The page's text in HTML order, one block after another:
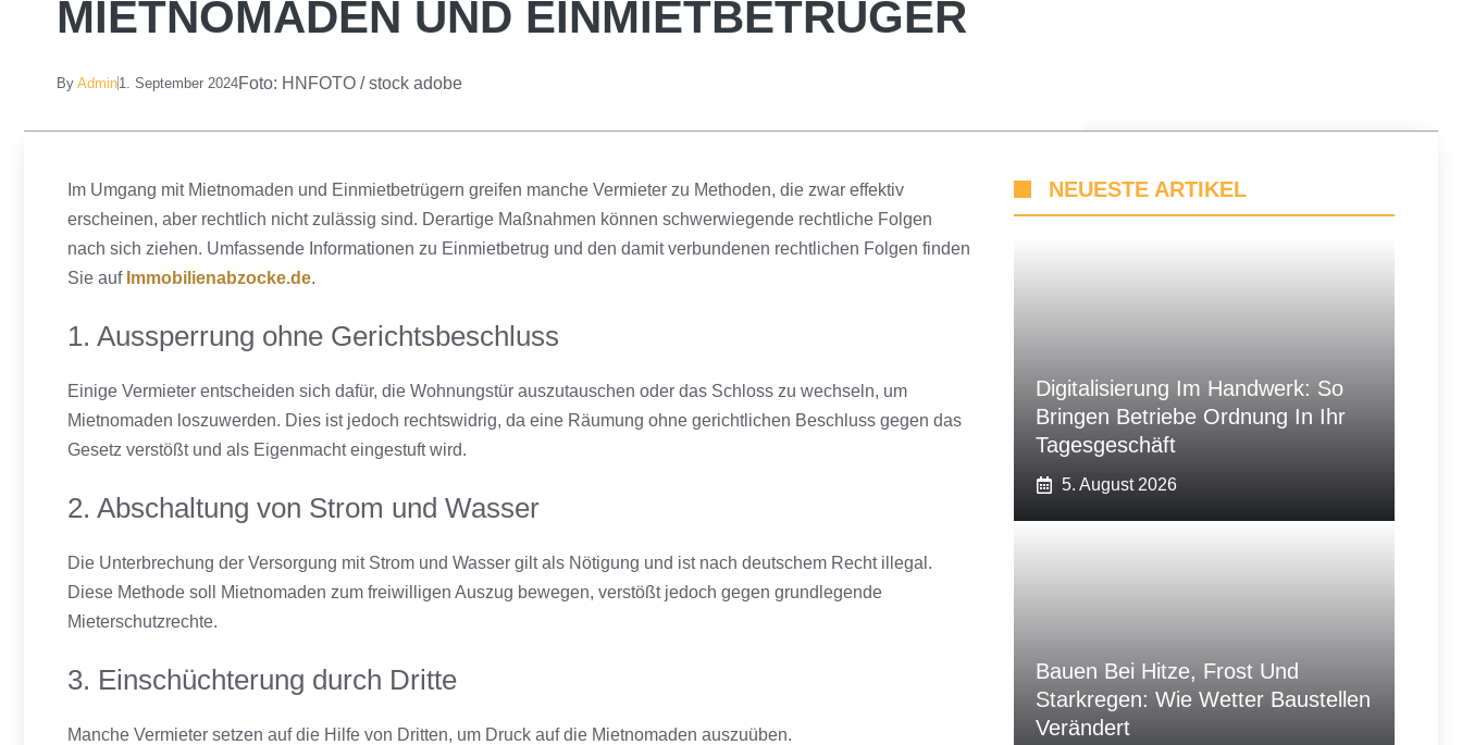
MIETNOMADEN UND EINMIETBETRÜGER
By Admin1. September 2024Foto: HNFOTO / stock adobe
Im Umgang mit Mietnomaden und Einmietbetrügern greifen manche Vermieter zu Methoden, die zwar effektiv
erscheinen, aber rechtlich nicht zulässig sind. Derartige Maßnahmen können schwerwiegende rechtliche Folgen
nach sich ziehen. Umfassende Informationen zu Einmietbetrug und den damit verbundenen rechtlichen Folgen finden
Sie auf Immobilienabzocke.de.
1. Aussperrung ohne Gerichtsbeschluss
Einige Vermieter entscheiden sich dafür, die Wohnungstür auszutauschen oder das Schloss zu wechseln, um
Mietnomaden loszuwerden. Dies ist jedoch rechtswidrig, da eine Räumung ohne gerichtlichen Beschluss gegen das
Gesetz verstößt und als Eigenmacht eingestuft wird.
2. Abschaltung von Strom und Wasser
Die Unterbrechung der Versorgung mit Strom und Wasser gilt als Nötigung und ist nach deutschem Recht illegal.
Diese Methode soll Mietnomaden zum freiwilligen Auszug bewegen, verstößt jedoch gegen grundlegende
Mieterschutzrechte.
3. Einschüchterung durch Dritte
Manche Vermieter setzen auf die Hilfe von Dritten, um Druck auf die Mietnomaden auszuüben.
NEUESTE ARTIKEL
Digitalisierung Im Handwerk: So
Bringen Betriebe Ordnung In Ihr
Tagesgeschäft
5. August 2026
Bauen Bei Hitze, Frost Und
Starkregen: Wie Wetter Baustellen
Verändert